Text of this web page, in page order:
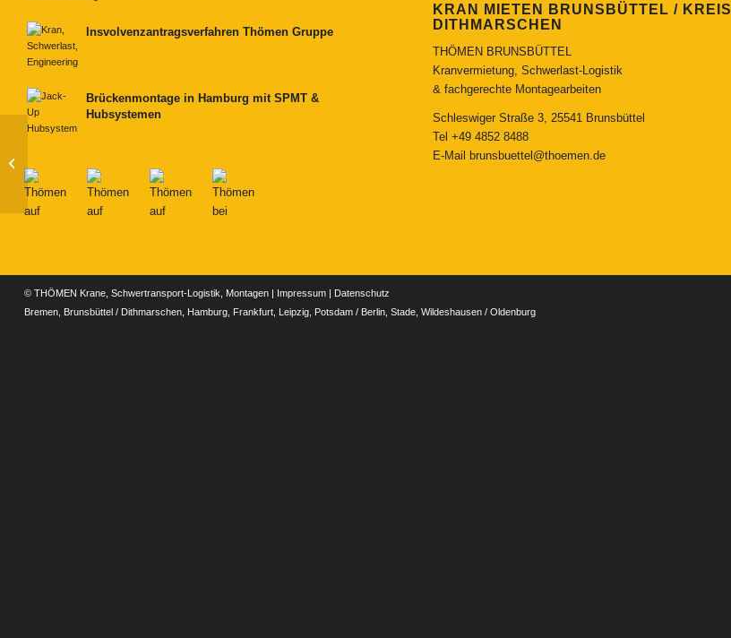
Insvolvenzantragsverfahren Thömen Gruppe
Brückenmontage in Hamburg mit SPMT &
Hubsystemen
KRAN MIETEN BRUNSBÜTTEL / KREIS
DITHMARSCHEN
THÖMEN BRUNSBÜTTEL
Kranvermietung, Schwerlast-Logistik
& fachgerechte Montagearbeiten
Schleswiger Straße 3, 25541 Brunsbüttel
Tel +49 4852 8488
E-Mail brunsbuettel@thoemen.de
© THÖMEN Krane, Schwertransport-Logistik, Montagen | Impressum | Datenschutz
Bremen, Brunsbüttel / Dithmarschen, Hamburg, Frankfurt, Leipzig, Potsdam / Berlin, Stade, Wildeshausen / Oldenburg
A26